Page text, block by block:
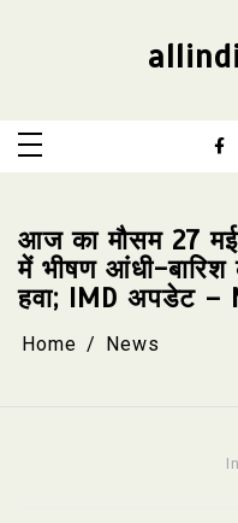
आज का मौसम 27
में भीषण आंधी-
हवा; IMD अपडेट –
Home News
In